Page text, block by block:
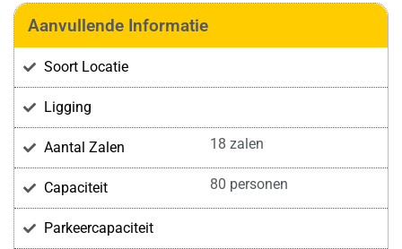
Aanvullende Informatie
Soort Locatie
Ligging
Aantal Zalen 18 zalen
Capaciteit 80 personen
Parkeercapaciteit